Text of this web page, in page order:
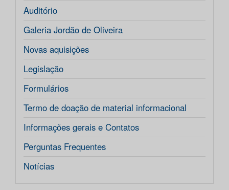
Auditório
Galeria Jordão de Oliveira
Novas aquisições
Legislação
Formulários
Termo de doação de material informacional
Informações gerais e Contatos
Perguntas Frequentes
Notícias